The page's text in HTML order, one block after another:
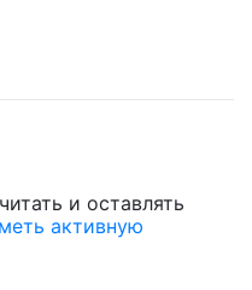
и оставлять
активную